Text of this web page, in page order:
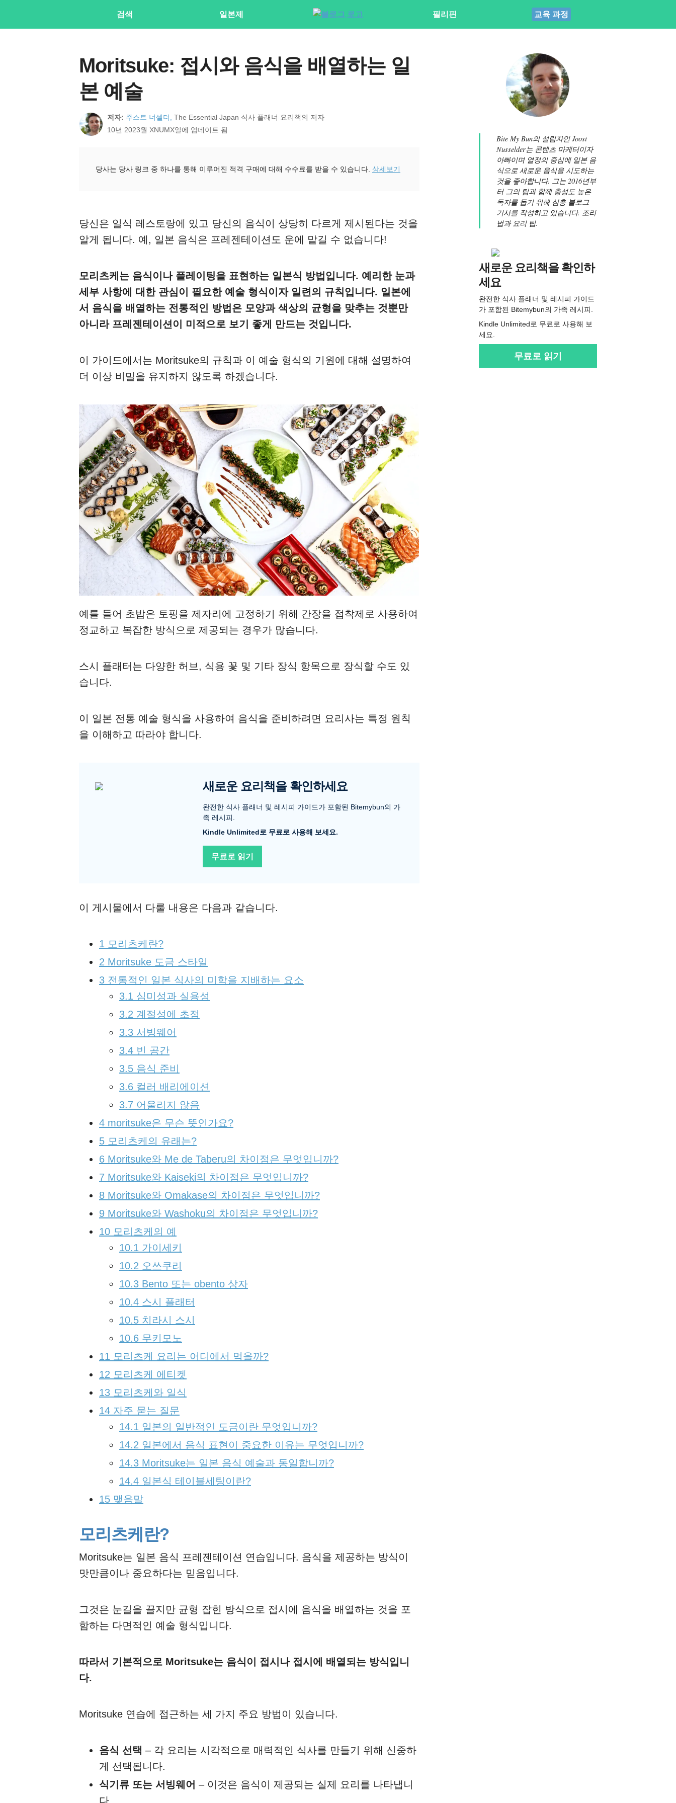
검색 일본제 필리핀 교육 과정
Moritsuke: 접시와 음식을 배열하는 일
본 예술
저자: 주스트 너셀더,
The Essential Japan 식사 플래너 요리책의 저자
10년 2023월 XNUMX일에 업데이트 됨
당사는 당사 링크 중 하나를 통해 이루어진 적격 구매에 대해 수수료를 받을 수 있습니다. 상세보기
당신은 일식 레스토랑에 있고 당신의 음식이 상당히 다르게 제시된다는 것을
알게 됩니다. 예, 일본 음식은 프레젠테이션도 운에 맡길 수 없습니다!
모리츠케는 음식이나 플레이팅을 표현하는 일본식 방법입니다. 예리한 눈과
세부 사항에 대한 관심이 필요한 예술 형식이자 일련의 규칙입니다. 일본에
서 음식을 배열하는 전통적인 방법은 모양과 색상의 균형을 맞추는 것뿐만
아니라 프레젠테이션이 미적으로 보기 좋게 만드는 것입니다.
이 가이드에서는 Moritsuke의 규칙과 이 예술 형식의 기원에 대해 설명하여
더 이상 비밀을 유지하지 않도록 하겠습니다.
예를 들어 초밥은 토핑을 제자리에 고정하기 위해 간장을 접착제로 사용하여
정교하고 복잡한 방식으로 제공되는 경우가 많습니다.
스시 플래터는 다양한 허브, 식용 꽃 및 기타 장식 항목으로 장식할 수도 있
습니다.
이 일본 전통 예술 형식을 사용하여 음식을 준비하려면 요리사는 특정 원칙
을 이해하고 따라야 합니다.
새로운 요리책을 확인하세요
완전한 식사 플래너 및 레시피 가이드가 포함된 Bitemybun의 가
족 레시피.
Kindle Unlimited로 무료로 사용해 보세요.
무료로 읽기
이 게시물에서 다룰 내용은 다음과 같습니다.
1 모리츠케란?
2 Moritsuke 도금 스타일
3 전통적인 일본 식사의 미학을 지배하는 요소
3.1 심미성과 실용성
3.2 계절성에 초점
3.3 서빙웨어
3.4 빈 공간
3.5 음식 준비
3.6 컬러 배리에이션
3.7 어울리지 않음
4 moritsuke은 무슨 뜻인가요?
5 모리츠케의 유래는?
6 Moritsuke와 Me de Taberu의 차이점은 무엇입니까?
7 Moritsuke와 Kaiseki의 차이점은 무엇입니까?
8 Moritsuke와 Omakase의 차이점은 무엇입니까?
9 Moritsuke와 Washoku의 차이점은 무엇입니까?
10 모리츠케의 예
10.1 가이세키
10.2 오쓰쿠리
10.3 Bento 또는 obento 상자
10.4 스시 플래터
10.5 치라시 스시
10.6 무키모노
11 모리츠케 요리는 어디에서 먹을까?
12 모리츠케 에티켓
13 모리츠케와 일식
14 자주 묻는 질문
14.1 일본의 일반적인 도금이란 무엇입니까?
14.2 일본에서 음식 표현이 중요한 이유는 무엇입니까?
14.3 Moritsuke는 일본 음식 예술과 동일합니까?
14.4 일본식 테이블세팅이란?
15 맺음말
모리츠케란?
Moritsuke는 일본 음식 프레젠테이션 연습입니다. 음식을 제공하는 방식이
맛만큼이나 중요하다는 믿음입니다.
그것은 눈길을 끌지만 균형 잡힌 방식으로 접시에 음식을 배열하는 것을 포
함하는 다면적인 예술 형식입니다.
따라서 기본적으로 Moritsuke는 음식이 접시나 접시에 배열되는 방식입니
다.
Moritsuke 연습에 접근하는 세 가지 주요 방법이 있습니다.
음식 선택 – 각 요리는 시각적으로 매력적인 식사를 만들기 위해 신중하
게 선택됩니다.
식기류 또는 서빙웨어 – 이것은 음식이 제공되는 실제 요리를 나타냅니
다.
Bite My Bun의 설립자인 Joost
Nusselder는 콘텐츠 마케터이자
아빠이며 열정의 중심에 일본 음
식으로 새로운 음식을 시도하는
것을 좋아합니다. 그는 2016년부
터 그의 팀과 함께 충성도 높은
독자를 돕기 위해 심층 블로그
기사를 작성하고 있습니다. 조리
법과 요리 팁.
새로운 요리책을 확인하
세요
완전한 식사 플래너 및 레시피 가이드
가 포함된 Bitemybun의 가족 레시피.
Kindle Unlimited로 무료로 사용해 보
세요.
무료로 읽기